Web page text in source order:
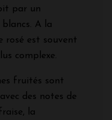
par un
A la
rosé est souvent
complexe.
fruités sont
des notes de
la